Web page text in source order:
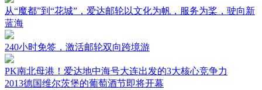
从“魔都”到“花城”，爱达邮轮以文化为帆，服务为桨，驶向新
蓝海
240小时免签，激活邮轮双向跨境游
PK南北母港！爱达地中海号大连出发的3大核心竞争力
2013德国维尔茨堡的葡萄酒节即将开幕